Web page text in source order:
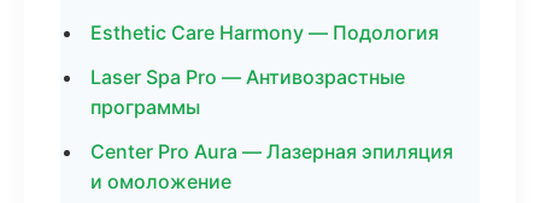
Esthetic Care Harmony — Подология
Laser Spa Pro — Антивозрастные
программы
Center Pro Aura — Лазерная эпиляция
и омоложение